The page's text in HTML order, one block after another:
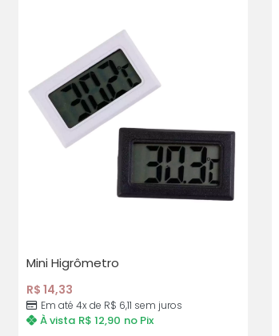
Mini Higrômetro
R$ 14,33
Em até 4x de R$ 6,11 sem juros
À vista R$ 12,90 no Pix